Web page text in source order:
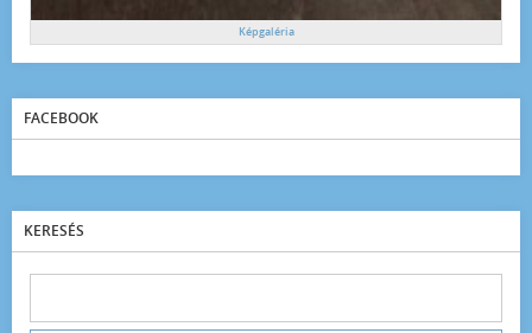
Képgaléria
FACEBOOK
KERESÉS